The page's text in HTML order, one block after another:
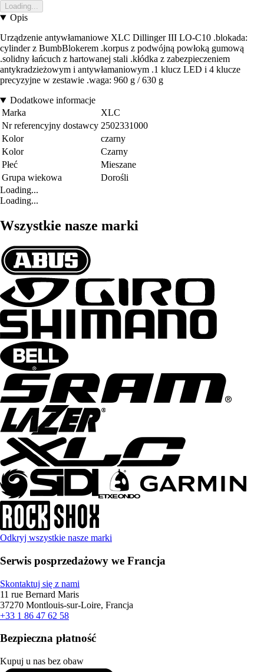
Loading...
Opis
Urządzenie antywłamaniowe XLC Dillinger III LO-C10 .blokada:
cylinder z BumbBlokerem .korpus z podwójną powłoką gumową
.solidny łańcuch z hartowanej stali .kłódka z zabezpieczeniem
antykradzieżowym i antywłamaniowym .1 klucz LED i 4 klucze
precyzyjne w zestawie .waga: 960 g / 630 g
Dodatkowe informacje
Marka
XLC
Nr referencyjny dostawcy 2502331000
Kolor
czarny
Kolor
Czarny
Płeć
Mieszane
Grupa wiekowa
Dorośli
Loading...
Loading...
Wszystkie nasze marki
Odkryj wszystkie nasze marki
Serwis posprzedażowy we Francja
Skontaktuj się z nami
11 rue Bernard Maris
37270 Montlouis-sur-Loire, Francja
+33 1 86 47 62 58
Bezpieczna płatność
Kupuj u nas bez obaw